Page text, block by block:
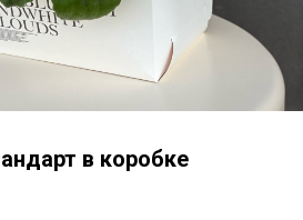
в коробке